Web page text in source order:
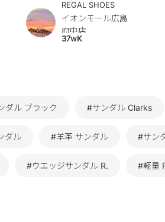
REGAL SHOES
イオンモール広島
府中店
37wK
ダル ブラック #サンダル Clarks
ダル #羊革 サンダル #サン
#ウエッジサンダル R. #軽量